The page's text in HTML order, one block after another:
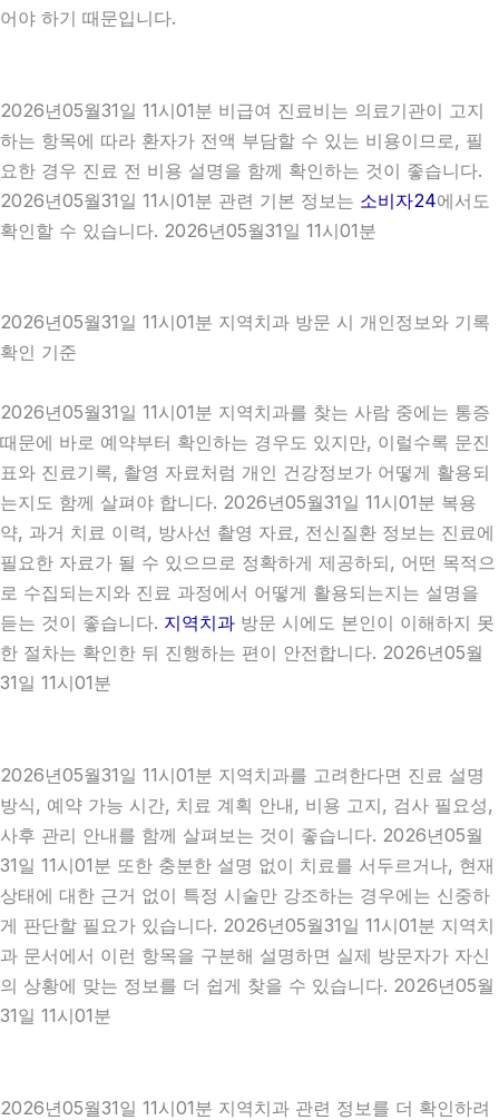
어야 하기 때문입니다.
2026년05월31일 11시01분 비급여 진료비는 의료기관이 고지
하는 항목에 따라 환자가 전액 부담할 수 있는 비용이므로, 필
요한 경우 진료 전 비용 설명을 함께 확인하는 것이 좋습니다.
2026년05월31일 11시01분 관련 기본 정보는 소비자24에서도
확인할 수 있습니다. 2026년05월31일 11시01분
2026년05월31일 11시01분 지역치과 방문 시 개인정보와 기록
확인 기준
2026년05월31일 11시01분 지역치과를 찾는 사람 중에는 통증
때문에 바로 예약부터 확인하는 경우도 있지만, 이럴수록 문진
표와 진료기록, 촬영 자료처럼 개인 건강정보가 어떻게 활용되
는지도 함께 살펴야 합니다. 2026년05월31일 11시01분 복용
약, 과거 치료 이력, 방사선 촬영 자료, 전신질환 정보는 진료에
필요한 자료가 될 수 있으므로 정확하게 제공하되, 어떤 목적으
로 수집되는지와 진료 과정에서 어떻게 활용되는지는 설명을
듣는 것이 좋습니다. 지역치과 방문 시에도 본인이 이해하지 못
한 절차는 확인한 뒤 진행하는 편이 안전합니다. 2026년05월
31일 11시01분
2026년05월31일 11시01분 지역치과를 고려한다면 진료 설명
방식, 예약 가능 시간, 치료 계획 안내, 비용 고지, 검사 필요성,
사후 관리 안내를 함께 살펴보는 것이 좋습니다. 2026년05월
31일 11시01분 또한 충분한 설명 없이 치료를 서두르거나, 현재
상태에 대한 근거 없이 특정 시술만 강조하는 경우에는 신중하
게 판단할 필요가 있습니다. 2026년05월31일 11시01분 지역치
과 문서에서 이런 항목을 구분해 설명하면 실제 방문자가 자신
의 상황에 맞는 정보를 더 쉽게 찾을 수 있습니다. 2026년05월
31일 11시01분
2026년05월31일 11시01분 지역치과 관련 정보를 더 확인하려